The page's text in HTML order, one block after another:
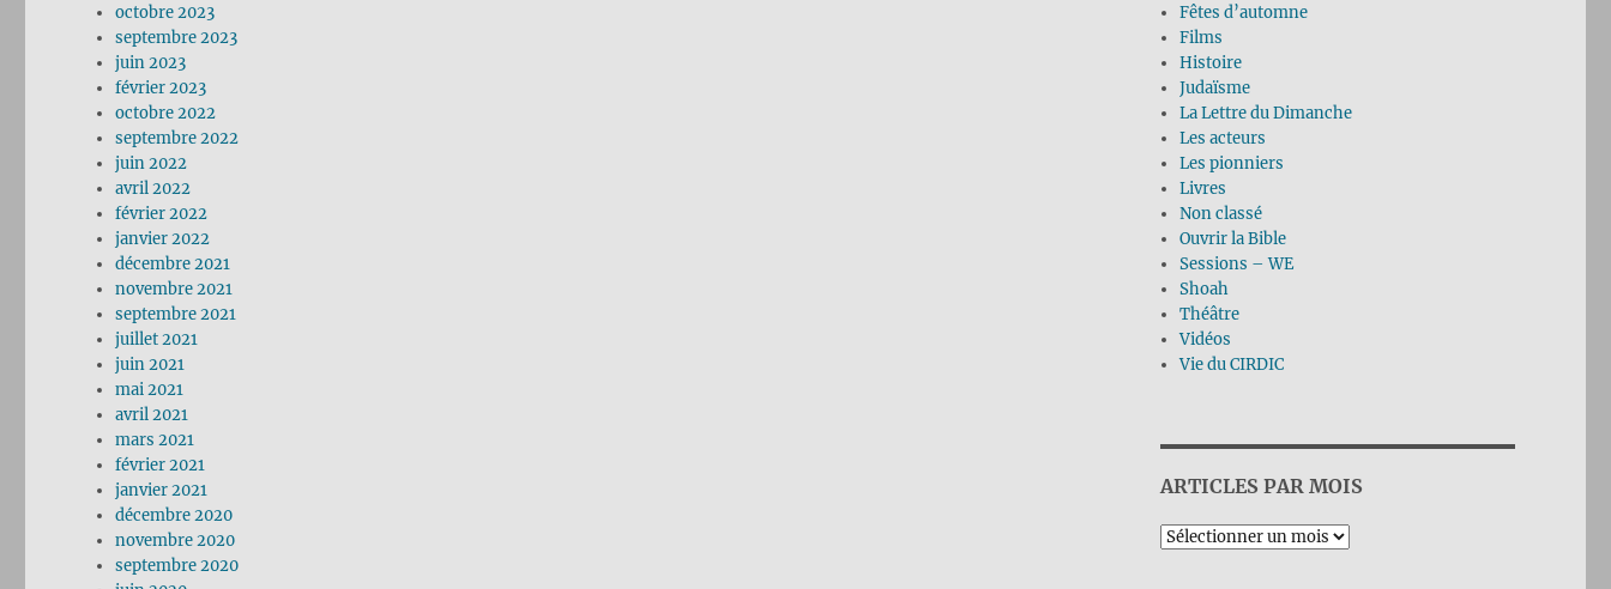
octobre 2023
septembre 2023
juin 2023
février 2023
octobre 2022
septembre 2022
juin 2022
avril 2022
février 2022
janvier 2022
décembre 2021
novembre 2021
septembre 2021
juillet 2021
juin 2021
mai 2021
avril 2021
mars 2021
février 2021
janvier 2021
décembre 2020
novembre 2020
septembre 2020
Fêtes d’automne
Films
Histoire
Judaïsme
La Lettre du Dimanche
Les acteurs
Les pionniers
Livres
Non classé
Ouvrir la Bible
Sessions – WE
Shoah
Théâtre
Vidéos
Vie du CIRDIC
ARTICLES PAR MOIS
Archives